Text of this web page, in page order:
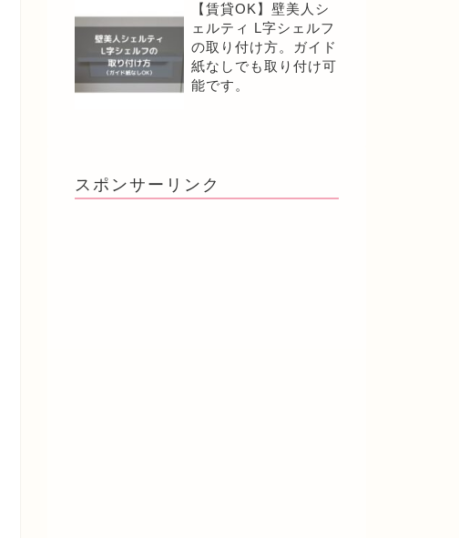
【賃貸OK】壁美人シ
ェルティ L字シェルフ
の取り付け方。ガイド
紙なしでも取り付け可
能です。
スポンサーリンク